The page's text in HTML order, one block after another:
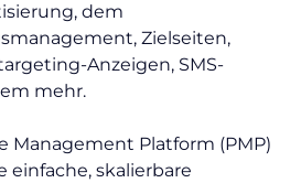
dem
Zielseiten,
Anzeigen, SMS-
mehr.
Management Platform (PMP)
einfache, skalierbare